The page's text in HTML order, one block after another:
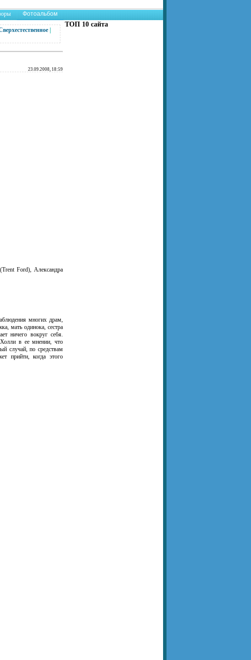
Фотоальбом
23.09.2008, 18:59
Ford), Александра
многих драм,
мать одинока, сестра
ничего вокруг себя.
в ее мнении, что
случай, по средствам
прийти, когда этого
ТОП 10 сайта